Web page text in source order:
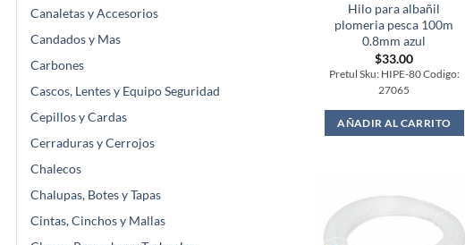
Canaletas y Accesorios
Candados y Mas
Carbones
Cascos, Lentes y Equipo Seguridad
Cepillos y Cardas
Cerraduras y Cerrojos
Chalecos
Chalupas, Botes y Tapas
Cintas, Cinchos y Mallas
Hilo para albañil
plomeria pesca 100m
0.8mm azul
$33.00
Pretul Sku: HIPE-80 Codigo:
27065
AÑADIR AL CARRITO